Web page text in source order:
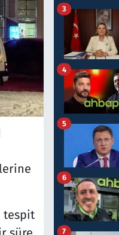
tespit
3
4
5
6
7